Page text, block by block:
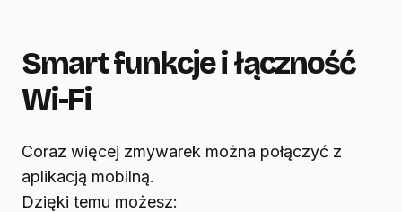
Smart funkcje i łączność
Wi-Fi
Coraz więcej zmywarek można połączyć z
aplikacją mobilną.
Dzięki temu możesz: